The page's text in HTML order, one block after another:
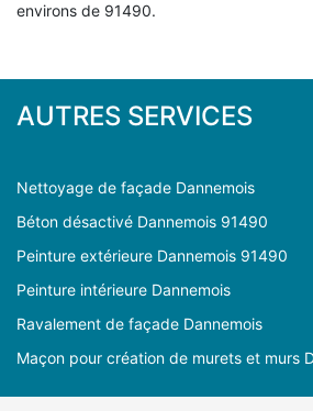
environs de 91490.
AUTRES SERVICES
Nettoyage de façade Dannemois
Béton désactivé Dannemois 91490
Peinture extérieure Dannemois 91490
Peinture intérieure Dannemois
Ravalement de façade Dannemois
Maçon pour création de murets et murs